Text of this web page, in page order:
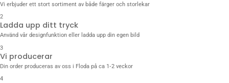
Vi erbjuder ett stort sortiment av både färger och storlekar
2
Ladda upp ditt tryck
Använd vår designfunktion eller ladda upp din egen bild
3
Vi producerar
Din order produceras av oss i Floda på ca 1‑2 veckor
4